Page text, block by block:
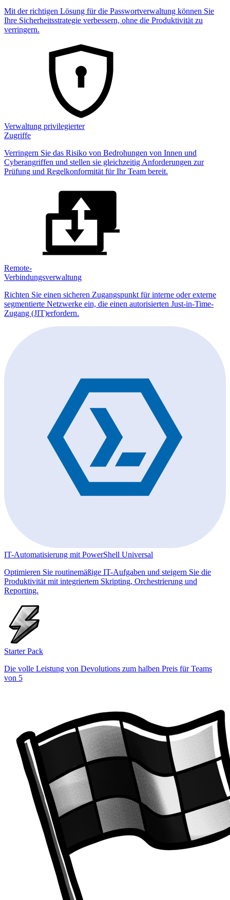
Mit der richtigen Lösung für die Passwortverwaltung können Sie
Ihre Sicherheitsstrategie verbessern, ohne die Produktivität zu
verringern.
Verwaltung privilegierter
Zugriffe
Verringern Sie das Risiko von Bedrohungen von Innen und
Cyberangriffen und stellen sie gleichzeitig Anforderungen zur
Prüfung und Regelkonformität für Ihr Team bereit.
Remote-
Verbindungsverwaltung
Richten Sie einen sicheren Zugangspunkt für interne oder externe
segmentierte Netzwerke ein, die einen autorisierten Just-in-Time-
Zugang (JIT)erfordern.
IT-Automatisierung mit PowerShell Universal
Optimieren Sie routinemäßige IT-Aufgaben und steigern Sie die
Produktivität mit integriertem Skripting, Orchestrierung und
Reporting.
Starter Pack
Die volle Leistung von Devolutions zum halben Preis für Teams
von 5